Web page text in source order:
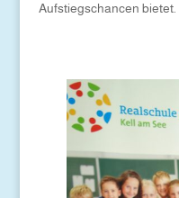
Aufstiegschancen bietet.